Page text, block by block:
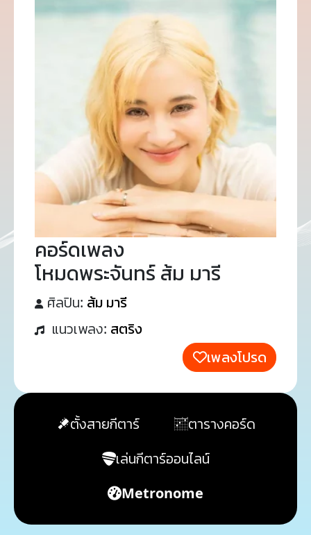
คอร์ดเพลง
โหมดพระจันทร์ ส้ม มารี
ศิลปิน: ส้ม มารี
แนวเพลง: สตริง
เพลงโปรด
ตั้งสายกีตาร์
ตารางคอร์ด
เล่นกีตาร์ออนไลน์
Metronome